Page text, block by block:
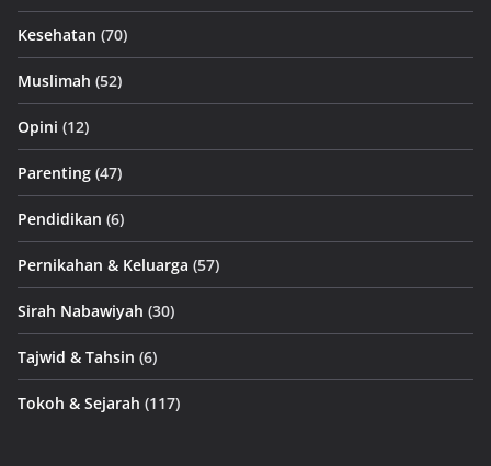
Kesehatan (70)
Muslimah (52)
Opini (12)
Parenting (47)
Pendidikan (6)
Pernikahan & Keluarga (57)
Sirah Nabawiyah (30)
Tajwid & Tahsin (6)
Tokoh & Sejarah (117)